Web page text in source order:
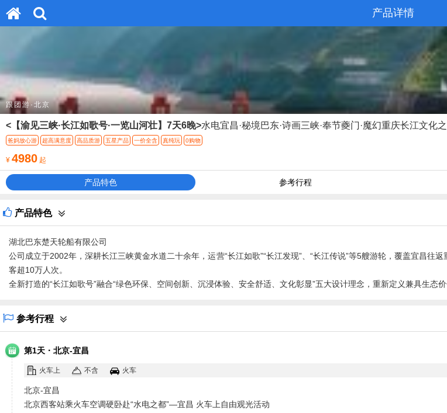
产品详情
跟团游·北京
<【渝见三峡·长江如歌号·一览山河壮】7天6晚>水电宜昌·秘境巴东·诗画三峡·奉节夔门·魔幻重庆长江文化
爸妈放心游 超高满意度 高品质游 五星产品 一价全含 真纯玩 0购物
¥ 4980 起
产品特色 参考行程
产品特色
湖北巴东楚天轮船有限公司
公司成立于2002年，深耕长江三峡黄金水道二十余年，运营“长江如歌”“长江发现”、“长江传说”等5艘游轮，覆盖宜昌
客超10万人次。
全新打造的“长江如歌号”融合“绿色环保、空间创新、沉浸体验、安全舒适、文化彰显”五大设计理念，重新定义兼具生态
参考行程
第1天 · 北京-宜昌
火车上 不含 火车
北京-宜昌
北京西客站乘火车空调硬卧赴“水电之都”—宜昌 火车上自由观光活动